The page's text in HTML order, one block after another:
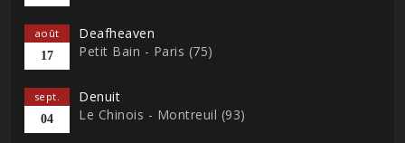
août
17
Deafheaven
Petit Bain - Paris (75)
sept.
04
Denuit
Le Chinois - Montreuil (93)